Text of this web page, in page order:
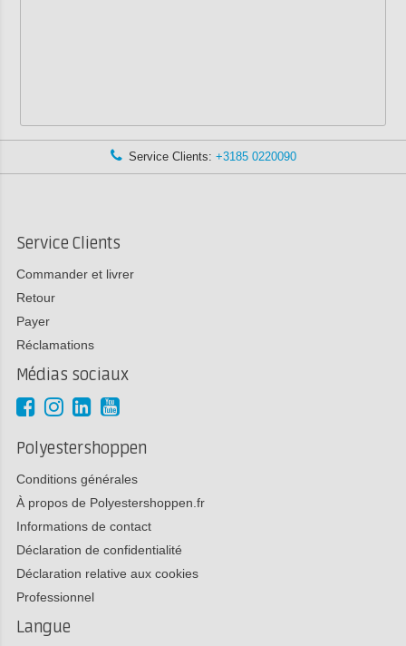
Service Clients: +3185 0220090
Service Clients
Commander et livrer
Retour
Payer
Réclamations
Médias sociaux
Polyestershoppen
Conditions générales
À propos de Polyestershoppen.fr
Informations de contact
Déclaration de confidentialité
Déclaration relative aux cookies
Professionnel
Langue